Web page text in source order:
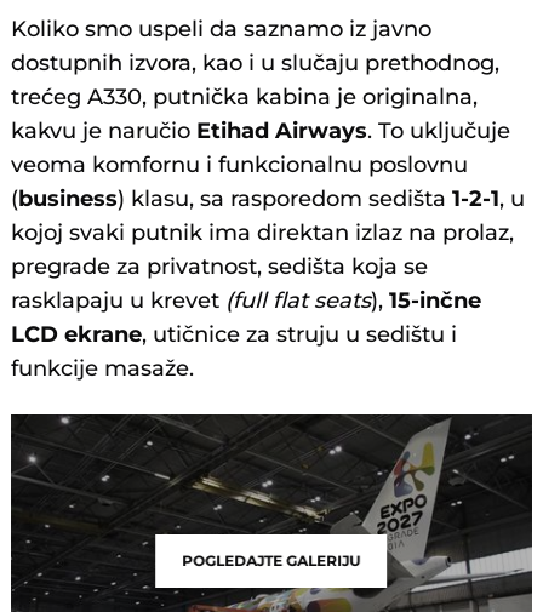
Koliko smo uspeli da saznamo iz javno
dostupnih izvora, kao i u slučaju prethodnog,
trećeg A330, putnička kabina je originalna,
kakvu je naručio Etihad Airways. To uključuje
veoma komfornu i funkcionalnu poslovnu
(business) klasu, sa rasporedom sedišta1-2-1, u
kojoj svaki putnik ima direktan izlaz na prolaz,
pregrade za privatnost, sedišta koja se
rasklapaju u krevet (full flat seats),15-inčne
LCD ekrane, utičnice za struju u sedištu i
funkcije masaže.
POGLEDAJTE GALERIJU